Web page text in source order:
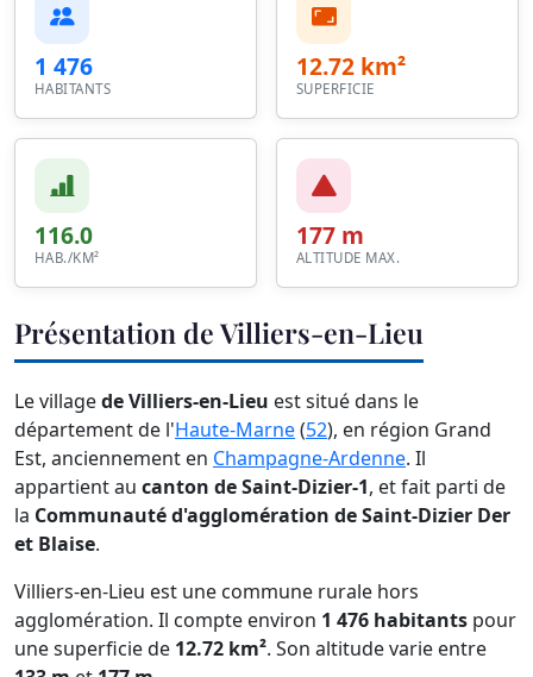
1 476
HABITANTS
12.72 km²
SUPERFICIE
116.0
HAB./KM²
177 m
ALTITUDE MAX.
Présentation de Villiers-en-Lieu
Le villagede Villiers-en-Lieu est situé dans le
département de l'Haute-Marne(52), en région Grand
Est, anciennement en Champagne-Ardenne. Il
appartient au canton de Saint-Dizier-1, et fait parti de
la Communauté d'agglomération de Saint-Dizier Der
et Blaise.
Villiers-en-Lieu est une commune rurale hors
agglomération. Il compte environ 1 476 habitants pour
une superficie de 12.72 km². Son altitude varie entre